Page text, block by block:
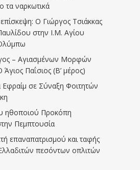
τα ναρκωτικά
Ο Γιώργος Τσιάκκας
στην Ι.Μ. Αγίου
– Αγιασμένων Μορφών
Παΐσιος (Β’ μέρος)
Εφραίμ σε Σύναξη Φοιτητών
ηθοποιού Προκόπη
Πεμπτουσία
επαναπατρισμού και ταφής
πεσόντων οπλιτών